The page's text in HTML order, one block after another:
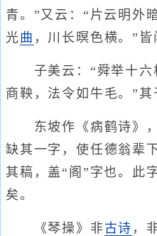
青。”又云：“片云明外
光曲 ，川长暝色横。”皆
子美云：“舜举十六
商鞅，法令如牛毛。”其
东坡作《病鹤诗》，
缺其一字，使任德翁辈
其稿，盖“阁”字也。此
矣。
《琴操》非古诗 ，